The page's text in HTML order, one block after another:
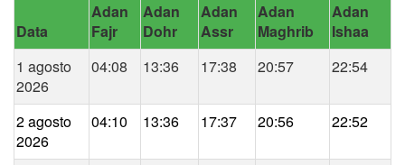
Data
Adan
Fajr
Adan
Dohr
Adan
Assr
Adan
Maghrib
Adan
Ishaa
1 agosto
2026
04:08 13:36 17:38 20:57 22:54
2 agosto
2026
04:10 13:36 17:37 20:56 22:52